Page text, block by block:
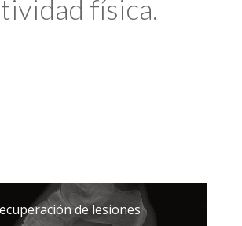
física.
de lesiones